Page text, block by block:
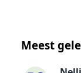
Meest